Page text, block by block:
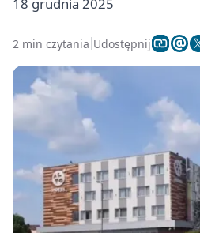
2 min czytania Udostępnij